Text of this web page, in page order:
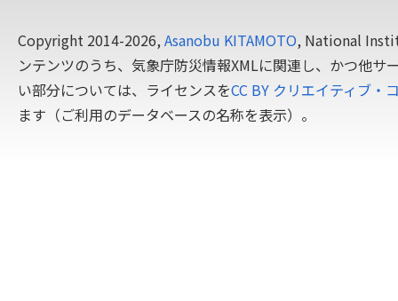
Copyright 2014-2026, Asanobu KITAMOTO, National
ンテンツのうち、気象庁防災情報XMLに関連し、かつ他サ
い部分については、ライセンスをCC BY クリエイティブ・
ます（ご利用のデータベースの名称を表示）。